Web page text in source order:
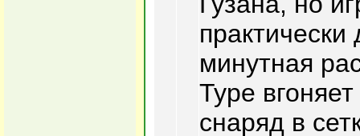
минутная
Туре
снаряд в